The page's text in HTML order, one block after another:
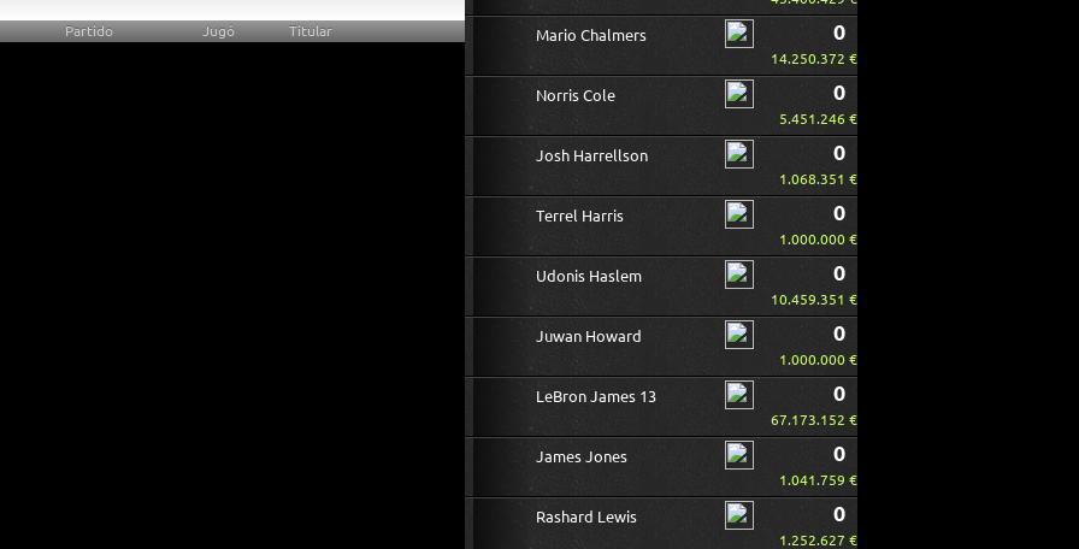
Partido Jugó Titular Mario Chalmers 0
14.250.372 €
Norris Cole 0
5.451.246 €
Josh Harrellson 0
1.068.351 €
Terrel Harris 0
1.000.000 €
Udonis Haslem 0
10.459.351 €
Juwan Howard 0
1.000.000 €
LeBron James 13 0
67.173.152 €
James Jones 0
1.041.759 €
Rashard Lewis 0
1.252.627 €